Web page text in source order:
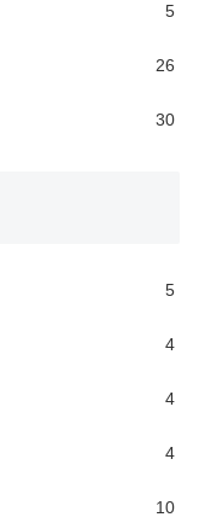
5
26
30
5
4
4
4
10